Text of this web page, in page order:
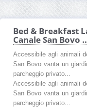
Bed & Breakfast
Canale San Bovo
Accessibile agli animali
San Bovo vanta un
parcheggio privato...
Accessibile agli animali
San Bovo vanta un
parcheggio privato...